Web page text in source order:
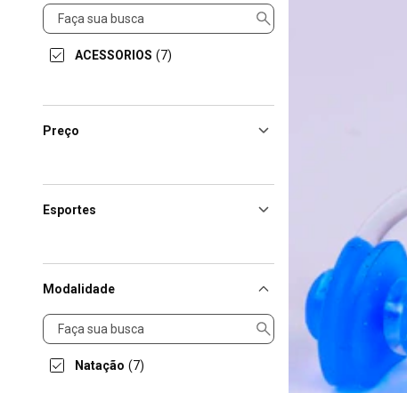
Produto
ACESSORIOS (7)
Preço
Esportes
Modalidade
Modalidade
Natação (7)